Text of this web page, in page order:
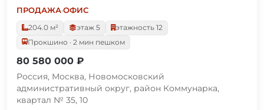
ПРОДАЖА·ОФИС
204.0 м²
этаж 5
этажность 12
Прокшино · 2 мин пешком
80 580 000 ₽
Россия, Москва, Новомосковский
административный округ, район Коммунарка,
квартал № 35, 10